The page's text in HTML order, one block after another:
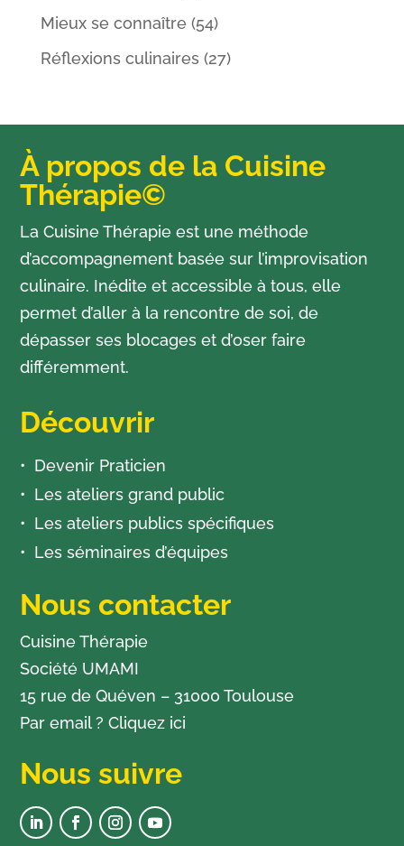
Mieux se connaître (54)
Réflexions culinaires (27)
À propos de la Cuisine
Thérapie©
La Cuisine Thérapie est une méthode
d’accompagnement basée sur l’improvisation
culinaire. Inédite et accessible à tous, elle
permet d’aller à la rencontre de soi, de
dépasser ses blocages et d’oser faire
différemment.
Découvrir
Devenir Praticien
Les ateliers grand public
Les ateliers publics spécifiques
Les séminaires d’équipes
Nous contacter
Cuisine Thérapie
Société UMAMI
15 rue de Quéven – 31000 Toulouse
Par email ?Cliquez ici
Nous suivre